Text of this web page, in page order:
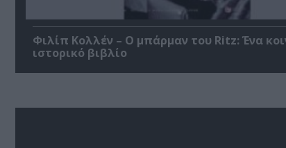
Φιλίπ Κολλέν – Ο μπάρμαν του Ritz: Ένα
ιστορικό βιβλίο